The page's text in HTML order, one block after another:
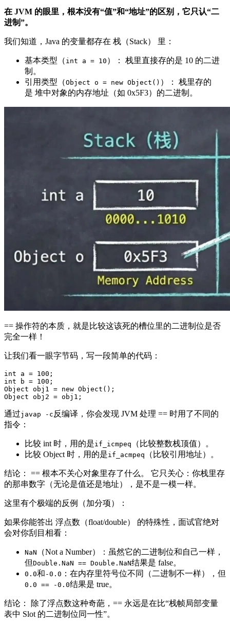
在 JVM 的眼里，根本没有“值”和“地址”的区别，它只认“二
进制”。
我们知道，Java 的变量都存在 栈（Stack） 里：
基本类型（ int a = 10 ）： 栈里直接存的是 10 的二进
制。
引用类型（Object o = new Object() ）： 栈里存的
是 堆中对象的内存地址（如 0x5F3）的二进制。
== 操作符的本质，就是比较这该死的槽位里的二进制位是否
完全一样！
让我们看一眼字节码，写一段简单的代码：
int a = 100;
int b = 100;
Object obj1 = new Object();
通过javap -c 反编译，你会发现 JVM 处理 == 时用了不同的
指令：
比较 int 时，用的是if_icmpeq
（比较整数栈顶值）。
比较 Object 时，用的是if_acmpeq （比较引用地址）。
结论： == 根本不关心对象里存了什么。 它只关心：你栈里存
的那串数字（无论是值还是地址），是不是一模一样。
这里有个极端的反例（加分项）：
如果你能答出 浮点数（float/double） 的特殊性，面试官绝对
会对你刮目相看：
NaN
（Not a Number）：虽然它的二进制位和自己一样，
但Double.NaN == Double.NaN结果是 false。
0.0和 -0.0 ：在内存里符号位不同（二进制不一样），但
0.0 == -0.0结果是 true。
结论： 除了浮点数这种奇葩，== 永远是在比“栈帧局部变量
表中 Slot 的二进制位同一性”。